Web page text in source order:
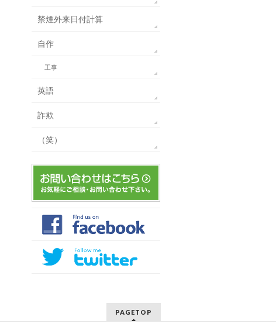
禁煙外来日付計算
自作
工事
英語
詐欺
（笑）
PAGETOP